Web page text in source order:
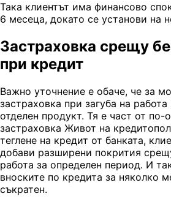
Така клиентът има финансово
6 месеца, докато се установи на
Застраховка срещу
при кредит
Важно уточнение е обаче, че за
застраховка при загуба на
отделен продукт. Тя е част от
застраховка Живот на
теглене на кредит от банката,
добави разширени покрития
работа за определен период. И
вноските по кредита за няколко
съкратен.